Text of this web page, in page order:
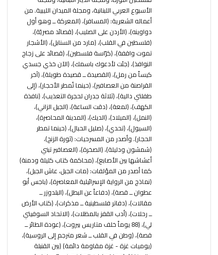
الأسبوع العربي اللبنانية، ومجلة الميدان الليبية. من
أعماله الشعرية: (المسافر)، (المعركة ــ وهو أول
دواوينه)، (الأردن على الصليب)، (قصائد مصريّة)،
(فلسطين في القلب)، (مارد من السنابل)، (الأشجار
تموت واقفة)، (كرّاسة فلسطين)، (قصائد على زجاج
النوافذ)، (جئت لأدعوك باسمك)، (الآن خذي جسدي
كيساً من رمل)، (القصيدة ــ قصيدة طويلة)، (آخر
القراصنة من العصافير)، (حينما تُمطر الأحجار)، (إلى
طفلتي دالية)، (ثلاثة جدران لحجرة التعذيب)، (نافذة
الكهف)، (لمعة)، (دقت الساعة)، (الجبل الزاني)،
(النمل)، (الميلاد)، (الديك)، (المدينة المحاصرة)،
(السيول)، (تحدي)، (صليل الحبال)، (حينما تمطر
الحجار). وأصدر من المسرحيات: (ثورة الزنج)،
(شمشون ودليلة)، (الصخرة)، (العصافير تبني
أعشاشها بين الأصابع)، (محاكمة كتاب كليلة ودمنة)
كما أصدر من المؤلفات: (مات الجبل، عاش الجبل)،
(نماذج من الرواية الإسرائيلية المعاصرة)، (باجس أبو
عطوان ــ قصة)، (دفاعاً عن البطل)، (البلدوزر ــ
مقالات)، (دفاتر فلسطينية ــ مذكرات)، (كتاب الأرض
ــ رحلات)، (أدب القفز بالمظلات)، (الاتحاد السوفيتي
لي)، (88 يوماً خلف متاريس بيروت)، (عودة الطائر ــ
قصة)، (وطن في القلب ــ شعر مترجم إلى الروسية)،
(يوميات غزة - غزة مقاومة دائمة) (بين القنبلة